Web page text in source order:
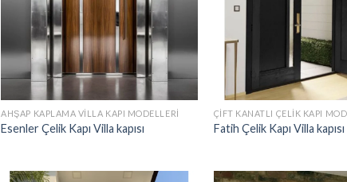
AHŞAP KAPLAMA VILLA KAPI MODELLERI
Esenler Çelik Kapı Villa kapısı
ÇIFT KANATLI ÇELIK KAPI
Fatih Çelik Kapı Villa kapısı